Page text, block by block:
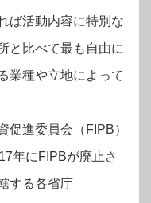
ば活動内容に特別な
と比べて最も自由に
業種や立地によって
促進委員会（FIPB）
年にFIPBが廃止さ
する各省庁